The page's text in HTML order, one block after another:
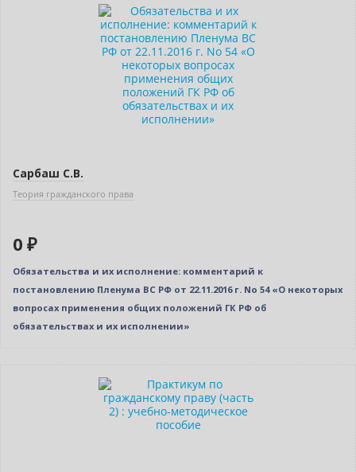
Сарбаш С.В.
Теория гражданского права
0 ₽
Обязательства и их исполнение: комментарий к
постановлению Пленума ВС РФ от 22.11.2016 г. No 54 «О некоторых
вопросах применения общих положений ГК РФ об
обязательствах и их исполнении»